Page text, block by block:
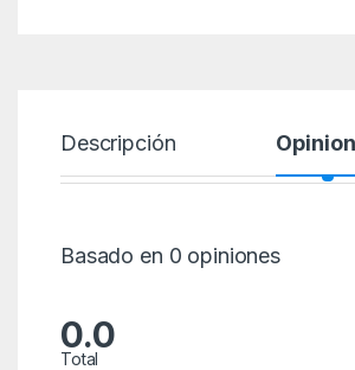
Descripción
Basado en 0 opiniones
0.0
Total